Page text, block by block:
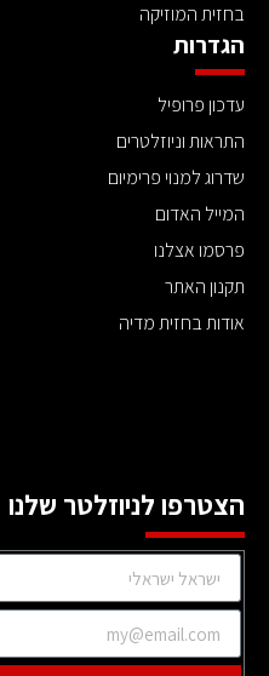
בחזית המוזיקה
הגדרות
עדכון פרופיל
התראות וניוזלטרים
שדרוג למנוי פרימיום
המייל האדום
פרסמו אצלנו
תקנון האתר
אודות בחזית מדיה
הצטרפו לניוזלטר שלנו